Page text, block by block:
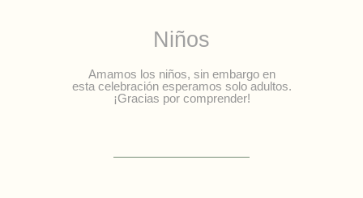
Niños
Amamos los niños, sin embargo en
esta celebración esperamos solo adultos.
¡Gracias por comprender!